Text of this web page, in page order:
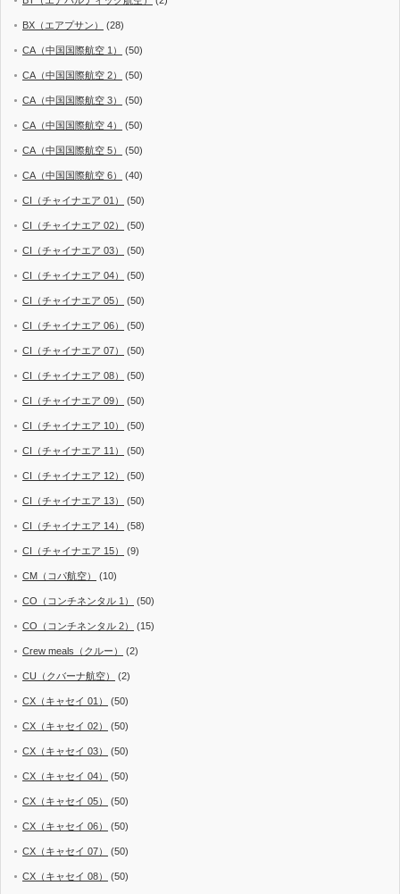
BX（エアプサン） (28)
CA（中国国際航空 1） (50)
CA（中国国際航空 2） (50)
CA（中国国際航空 3） (50)
CA（中国国際航空 4） (50)
CA（中国国際航空 5） (50)
CA（中国国際航空 6） (40)
CI（チャイナエア 01） (50)
CI（チャイナエア 02） (50)
CI（チャイナエア 03） (50)
CI（チャイナエア 04） (50)
CI（チャイナエア 05） (50)
CI（チャイナエア 06） (50)
CI（チャイナエア 07） (50)
CI（チャイナエア 08） (50)
CI（チャイナエア 09） (50)
CI（チャイナエア 10） (50)
CI（チャイナエア 11） (50)
CI（チャイナエア 12） (50)
CI（チャイナエア 13） (50)
CI（チャイナエア 14） (58)
CI（チャイナエア 15） (9)
CM（コパ航空） (10)
CO（コンチネンタル 1） (50)
CO（コンチネンタル 2） (15)
Crew meals（クルー） (2)
CU（クバーナ航空） (2)
CX（キャセイ 01） (50)
CX（キャセイ 02） (50)
CX（キャセイ 03） (50)
CX（キャセイ 04） (50)
CX（キャセイ 05） (50)
CX（キャセイ 06） (50)
CX（キャセイ 07） (50)
CX（キャセイ 08） (50)